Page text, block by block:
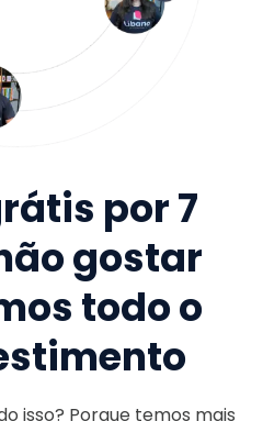
por 7
gostar
todo o
isso? Porque temos mais